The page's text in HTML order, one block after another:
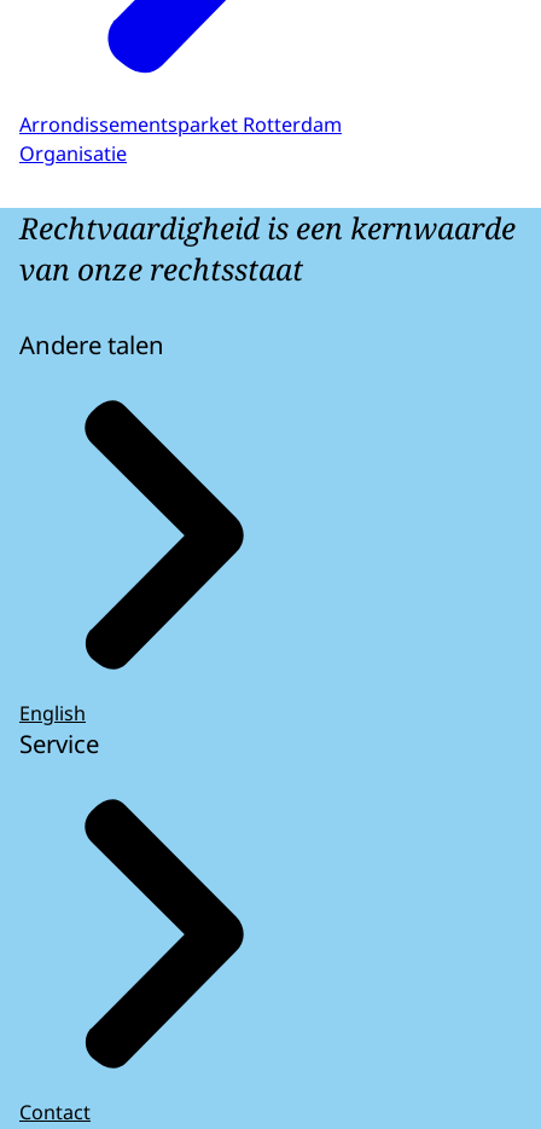
Arrondissementsparket Rotterdam
Organisatie
Rechtvaardigheid is een kernwaarde
van onze rechtsstaat
Andere talen
English
Service
Contact